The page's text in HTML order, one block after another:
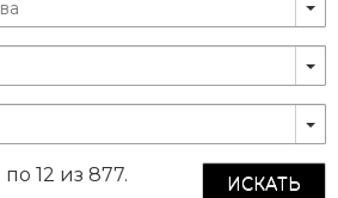
ИСКАТЬ
12 из 877.